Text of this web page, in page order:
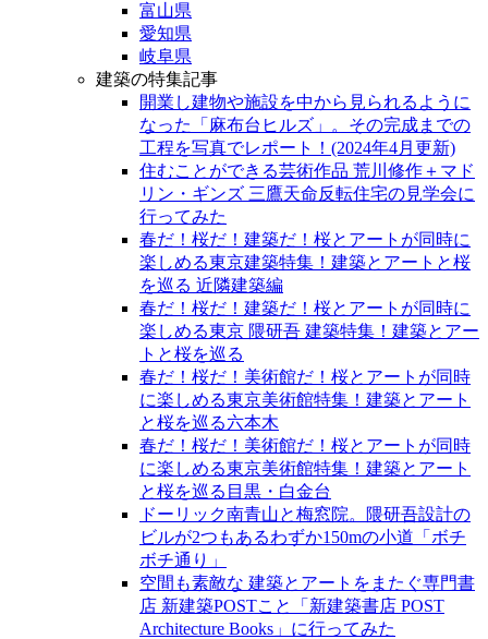
富山県
愛知県
岐阜県
建築の特集記事
開業し建物や施設を中から見られるように
なった「麻布台ヒルズ」。その完成までの
工程を写真でレポート！(2024年4月更新)
住むことができる芸術作品 荒川修作＋マド
リン・ギンズ 三鷹天命反転住宅の見学会に
行ってみた
春だ！桜だ！建築だ！桜とアートが同時に
楽しめる東京建築特集！建築とアートと桜
を巡る 近隣建築編
春だ！桜だ！建築だ！桜とアートが同時に
楽しめる東京 隈研吾 建築特集！建築とアー
トと桜を巡る
春だ！桜だ！美術館だ！桜とアートが同時
に楽しめる東京美術館特集！建築とアート
と桜を巡る六本木
春だ！桜だ！美術館だ！桜とアートが同時
に楽しめる東京美術館特集！建築とアート
と桜を巡る目黒・白金台
ドーリック南青山と梅窓院。隈研吾設計の
ビルが2つもあるわずか150mの小道「ボチ
ボチ通り」
空間も素敵な 建築とアートをまたぐ専門書
店 新建築POSTこと「新建築書店 POST
Architecture Books」に行ってみた